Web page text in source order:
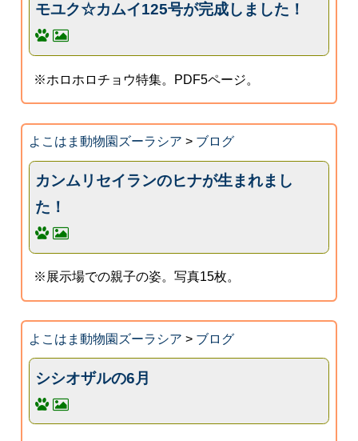
モユク☆カムイ125号が完成しました！
※ホロホロチョウ特集。PDF5ページ。
よこはま動物園ズーラシア > ブログ
カンムリセイランのヒナが生まれまし
た！
※展示場での親子の姿。写真15枚。
よこはま動物園ズーラシア > ブログ
シシオザルの6月